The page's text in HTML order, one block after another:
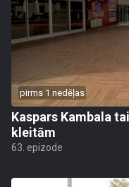
pirms 1 nedēļas
Kaspars Kambala
kleitām
63. epizode